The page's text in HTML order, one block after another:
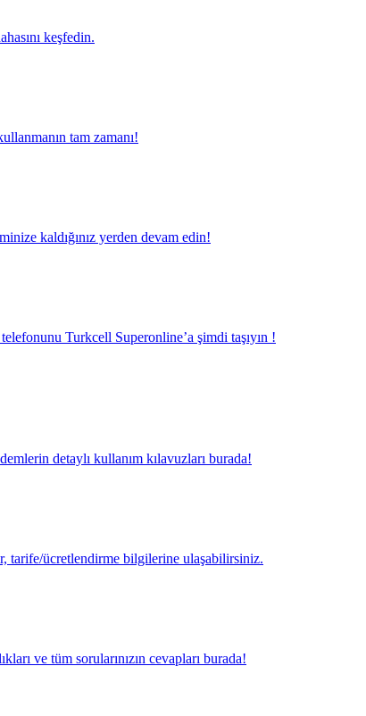
keşfedin.
tam zamanı!
kaldığınız yerden devam edin!
Turkcell Superonline’a şimdi taşıyın !
detaylı kullanım kılavuzları burada!
tarife/ücretlendirme bilgilerine ulaşabilirsiniz.
ve tüm sorularınızın cevapları burada!